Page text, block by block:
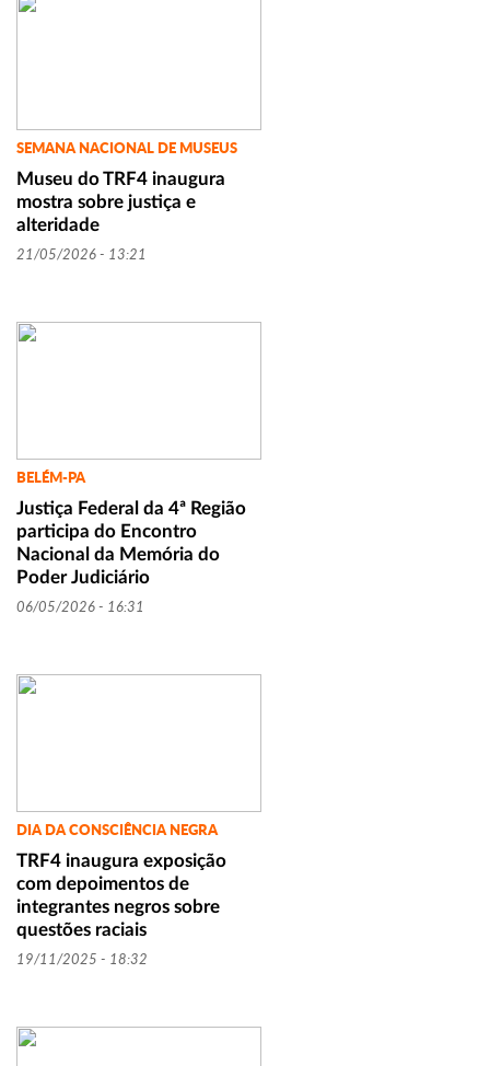
SEMANA NACIONAL DE MUSEUS
Museu do TRF4 inaugura
mostra sobre justiça e
alteridade
21/05/2026 - 13:21
BELÉM-PA
Justiça Federal da 4ª Região
participa do Encontro
Nacional da Memória do
Poder Judiciário
06/05/2026 - 16:31
DIA DA CONSCIÊNCIA NEGRA
TRF4 inaugura exposição
com depoimentos de
integrantes negros sobre
questões raciais
19/11/2025 - 18:32